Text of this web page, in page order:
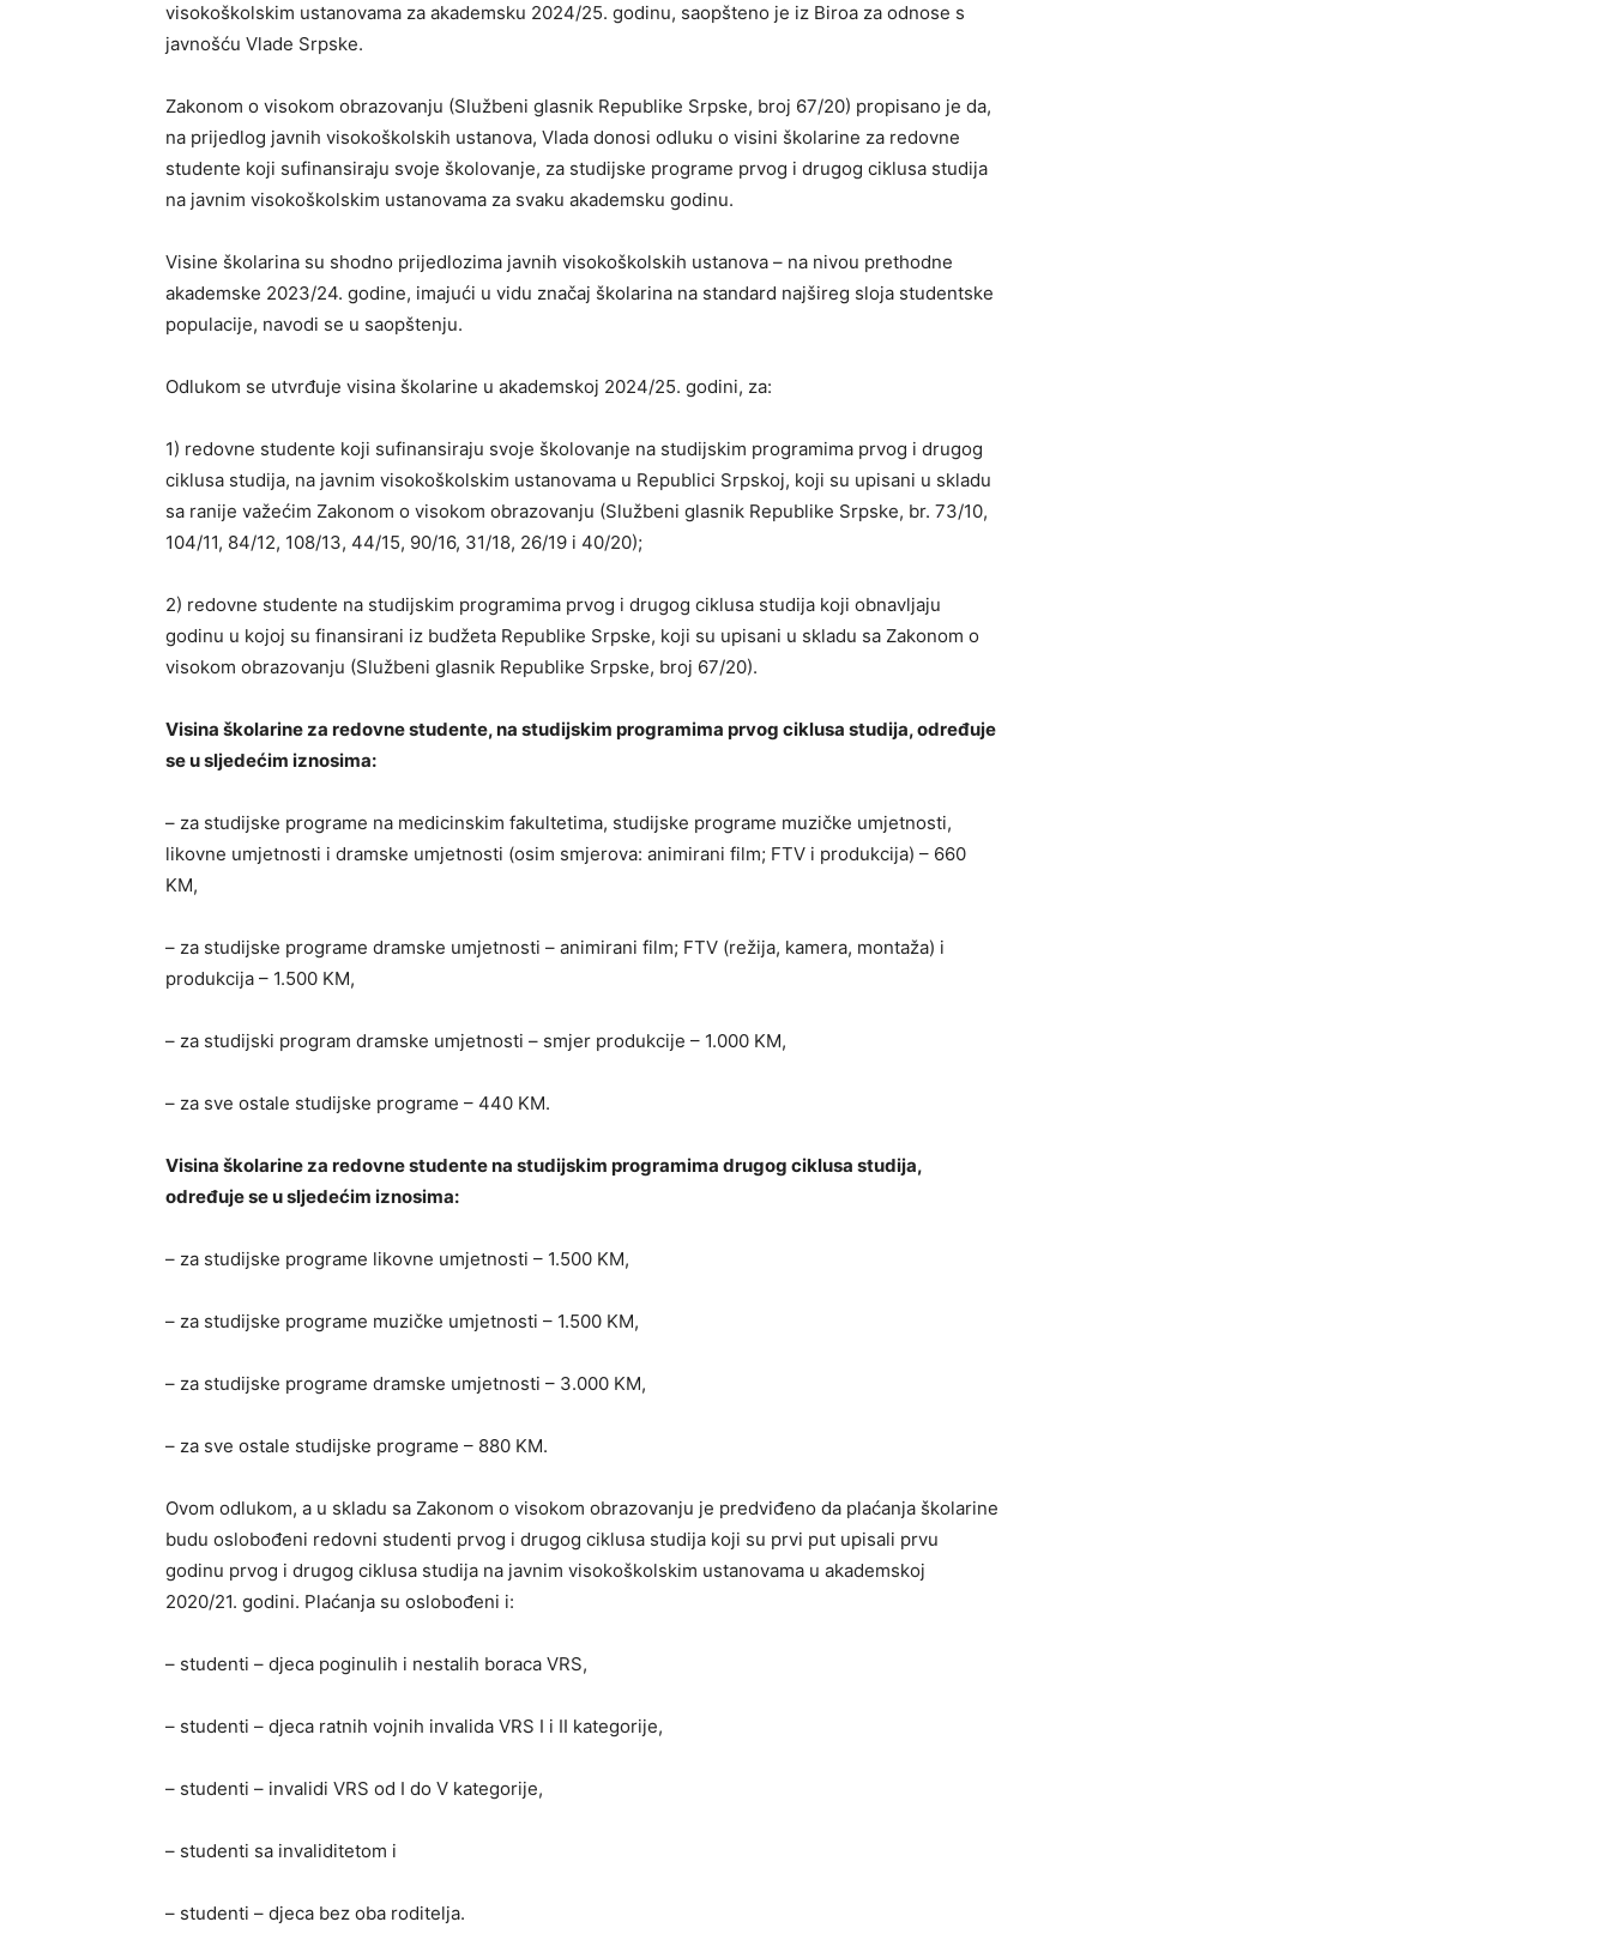
visokoškolskim ustanovama za akademsku 2024/25. godinu, saopšteno je iz Biroa za odnose s
javnošću Vlade Srpske.
Zakonom o visokom obrazovanju (Službeni glasnik Republike Srpske, broj 67/20) propisano je da,
na prijedlog javnih visokoškolskih ustanova, Vlada donosi odluku o visini školarine za redovne
studente koji sufinansiraju svoje školovanje, za studijske programe prvog i drugog ciklusa studija
na javnim visokoškolskim ustanovama za svaku akademsku godinu.
Visine školarina su shodno prijedlozima javnih visokoškolskih ustanova – na nivou prethodne
akademske 2023/24. godine, imajući u vidu značaj školarina na standard najšireg sloja studentske
populacije, navodi se u saopštenju.
Odlukom se utvrđuje visina školarine u akademskoj 2024/25. godini, za:
1) redovne studente koji sufinansiraju svoje školovanje na studijskim programima prvog i drugog
ciklusa studija, na javnim visokoškolskim ustanovama u Republici Srpskoj, koji su upisani u skladu
sa ranije važećim Zakonom o visokom obrazovanju (Službeni glasnik Republike Srpske, br. 73/10,
104/11, 84/12, 108/13, 44/15, 90/16, 31/18, 26/19 i 40/20);
2) redovne studente na studijskim programima prvog i drugog ciklusa studija koji obnavljaju
godinu u kojoj su finansirani iz budžeta Republike Srpske, koji su upisani u skladu sa Zakonom o
visokom obrazovanju (Službeni glasnik Republike Srpske, broj 67/20).
Visina školarine za redovne studente, na studijskim programima prvog ciklusa studija, određuje
se u sljedećim iznosima:
– za studijske programe na medicinskim fakultetima, studijske programe muzičke umjetnosti,
likovne umjetnosti i dramske umjetnosti (osim smjerova: animirani film; FTV i produkcija) – 660
KM,
– za studijske programe dramske umjetnosti – animirani film; FTV (režija, kamera, montaža) i
produkcija – 1.500 KM,
– za studijski program dramske umjetnosti – smjer produkcije – 1.000 KM,
– za sve ostale studijske programe – 440 KM.
Visina školarine za redovne studente na studijskim programima drugog ciklusa studija,
određuje se u sljedećim iznosima:
– za studijske programe likovne umjetnosti – 1.500 KM,
– za studijske programe muzičke umjetnosti – 1.500 KM,
– za studijske programe dramske umjetnosti – 3.000 KM,
– za sve ostale studijske programe – 880 KM.
Ovom odlukom, a u skladu sa Zakonom o visokom obrazovanju je predviđeno da plaćanja školarine
budu oslobođeni redovni studenti prvog i drugog ciklusa studija koji su prvi put upisali prvu
godinu prvog i drugog ciklusa studija na javnim visokoškolskim ustanovama u akademskoj
2020/21. godini. Plaćanja su oslobođeni i:
– studenti – djeca poginulih i nestalih boraca VRS,
– studenti – djeca ratnih vojnih invalida VRS I i II kategorije,
– studenti – invalidi VRS od I do V kategorije,
– studenti sa invaliditetom i
– studenti – djeca bez oba roditelja.